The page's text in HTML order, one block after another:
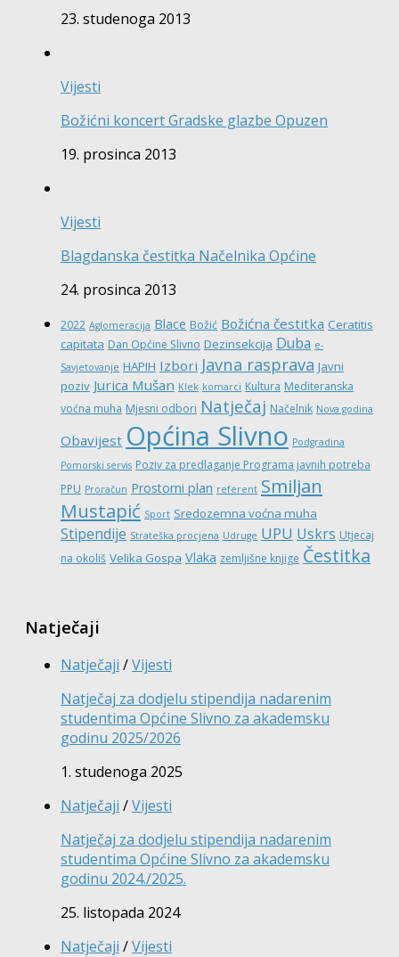
23. studenoga 2013
Vijesti
Božićni koncert Gradske glazbe Opuzen
19. prosinca 2013
Vijesti
Blagdanska čestitka Načelnika Općine
24. prosinca 2013
2022 Aglomeracija Blace Božić Božićna čestitka Ceratitis
capitata Dan Općine Slivno Dezinsekcija Duba e-
Savjetovanje HAPIH Izbori Javna rasprava Javni
poziv Jurica Mušan Klek komarci Kultura Mediteranska
voćna muha Mjesni odbori Natječaj Načelnik Nova godina
Obavijest Općina Slivno Podgradina
Pomorski servis Poziv za predlaganje Programa javnih potreba
PPU Proračun Prostorni plan referent Smiljan
Mustapić Sport Sredozemna voćna muha
Stipendije Strateška procjena Udruge UPU Uskrs Utjecaj
na okoliš Velika Gospa Vlaka zemljišne knjige Čestitka
Natječaji
Natječaji /Vijesti
Natječaj za dodjelu stipendija nadarenim
studentima Općine Slivno za akademsku
godinu 2025/2026
1. studenoga 2025
Natječaji /Vijesti
Natječaj za dodjelu stipendija nadarenim
studentima Općine Slivno za akademsku
godinu 2024./2025.
25. listopada 2024
Natječaji /Vijesti